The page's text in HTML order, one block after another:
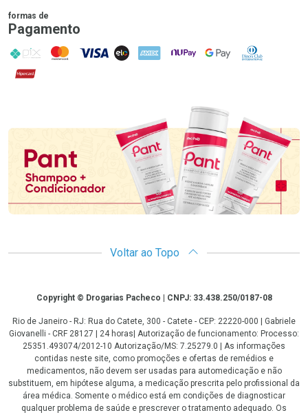
formas de
Pagamento
PIX MasterCard
VISA ELO AMEX NuPay Google PayDiners Club
Hipercard
Promoção em Destaque
Voltar ao Topo
CopyrightCopyright © Drogarias Pacheco | CNPJ: 33.438.250/0187-08
Rio de Janeiro - RJ: Rua do Catete, 300 - Catete - CEP: 22220-000 | Gabriele
Giovanelli - CRF 28127 | 24 horas| Autorização de funcionamento: Processo:
25351.493074/2012-10 Autorização/MS: 7.25279.0 | As informações
contidas neste site, como promoções e ofertas de remédios e
medicamentos, não devem ser usadas para automedicação e não
substituem, em hipótese alguma, a medicação prescrita pelo profissional da
área médica. Somente o médico está em condições de diagnosticar
qualquer problema de saúde e prescrever o tratamento adequado. Os